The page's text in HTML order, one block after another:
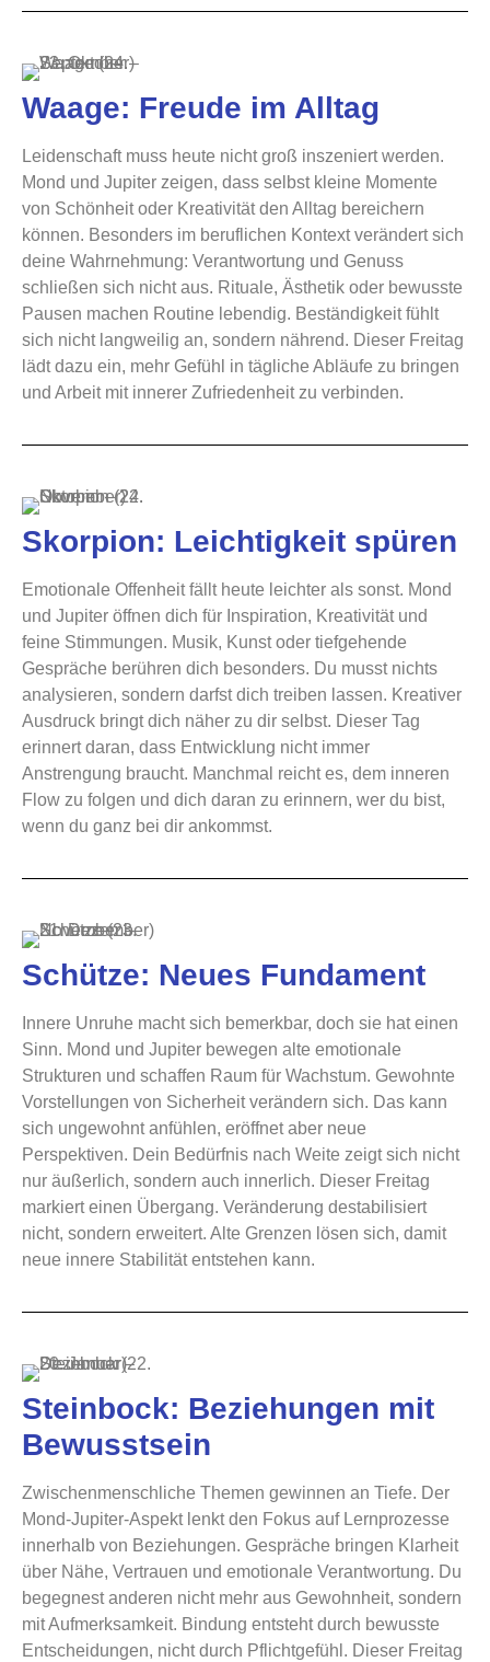
Waage: Freude im Alltag
Leidenschaft muss heute nicht groß inszeniert werden.
Mond und Jupiter zeigen, dass selbst kleine Momente
von Schönheit oder Kreativität den Alltag bereichern
können. Besonders im beruflichen Kontext verändert sich
deine Wahrnehmung: Verantwortung und Genuss
schließen sich nicht aus. Rituale, Ästhetik oder bewusste
Pausen machen Routine lebendig. Beständigkeit fühlt
sich nicht langweilig an, sondern nährend. Dieser Freitag
lädt dazu ein, mehr Gefühl in tägliche Abläufe zu bringen
und Arbeit mit innerer Zufriedenheit zu verbinden.
Skorpion: Leichtigkeit spüren
Emotionale Offenheit fällt heute leichter als sonst. Mond
und Jupiter öffnen dich für Inspiration, Kreativität und
feine Stimmungen. Musik, Kunst oder tiefgehende
Gespräche berühren dich besonders. Du musst nichts
analysieren, sondern darfst dich treiben lassen. Kreativer
Ausdruck bringt dich näher zu dir selbst. Dieser Tag
erinnert daran, dass Entwicklung nicht immer
Anstrengung braucht. Manchmal reicht es, dem inneren
Flow zu folgen und dich daran zu erinnern, wer du bist,
wenn du ganz bei dir ankommst.
Schütze: Neues Fundament
Innere Unruhe macht sich bemerkbar, doch sie hat einen
Sinn. Mond und Jupiter bewegen alte emotionale
Strukturen und schaffen Raum für Wachstum. Gewohnte
Vorstellungen von Sicherheit verändern sich. Das kann
sich ungewohnt anfühlen, eröffnet aber neue
Perspektiven. Dein Bedürfnis nach Weite zeigt sich nicht
nur äußerlich, sondern auch innerlich. Dieser Freitag
markiert einen Übergang. Veränderung destabilisiert
nicht, sondern erweitert. Alte Grenzen lösen sich, damit
neue innere Stabilität entstehen kann.
Steinbock: Beziehungen mit
Bewusstsein
Zwischenmenschliche Themen gewinnen an Tiefe. Der
Mond-Jupiter-Aspekt lenkt den Fokus auf Lernprozesse
innerhalb von Beziehungen. Gespräche bringen Klarheit
über Nähe, Vertrauen und emotionale Verantwortung. Du
begegnest anderen nicht mehr aus Gewohnheit, sondern
mit Aufmerksamkeit. Bindung entsteht durch bewusste
Entscheidungen, nicht durch Pflichtgefühl. Dieser Freitag